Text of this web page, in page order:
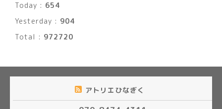
Today : 654
Yesterday : 904
Total : 972720
アトリエひなぎく